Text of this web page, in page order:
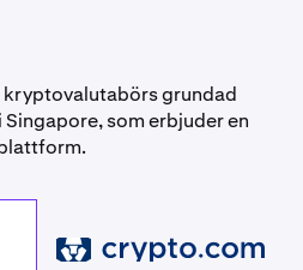
grundad
som erbjuder en
Crypto.com